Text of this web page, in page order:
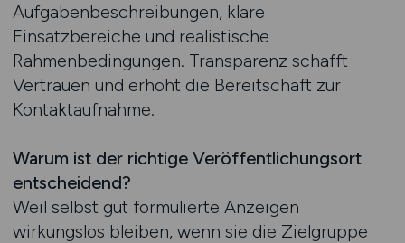
Aufgabenbeschreibungen, klare
Einsatzbereiche und realistische
Rahmenbedingungen. Transparenz schafft
Vertrauen und erhöht die Bereitschaft zur
Kontaktaufnahme.
Warum ist der richtige Veröffentlichungsort
entscheidend?
Weil selbst gut formulierte Anzeigen
wirkungslos bleiben, wenn sie die Zielgruppe